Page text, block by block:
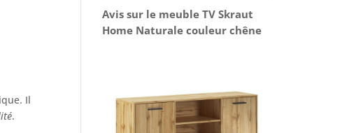
Il
.
Avis sur le meuble TV Skraut
Home Naturale couleur chêne